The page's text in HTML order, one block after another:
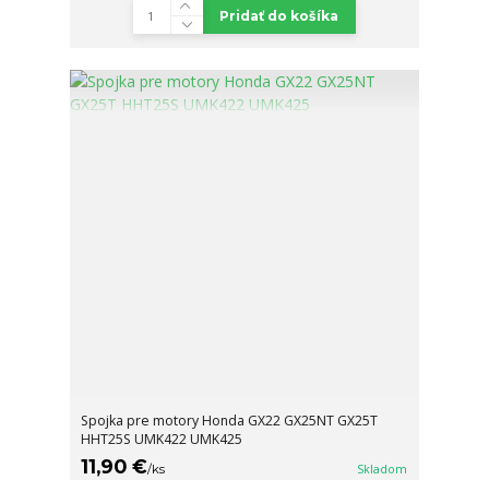
Pridať do košíka
Spojka pre motory Honda GX22 GX25NT GX25T
HHT25S UMK422 UMK425
11,90 €/ks Skladom